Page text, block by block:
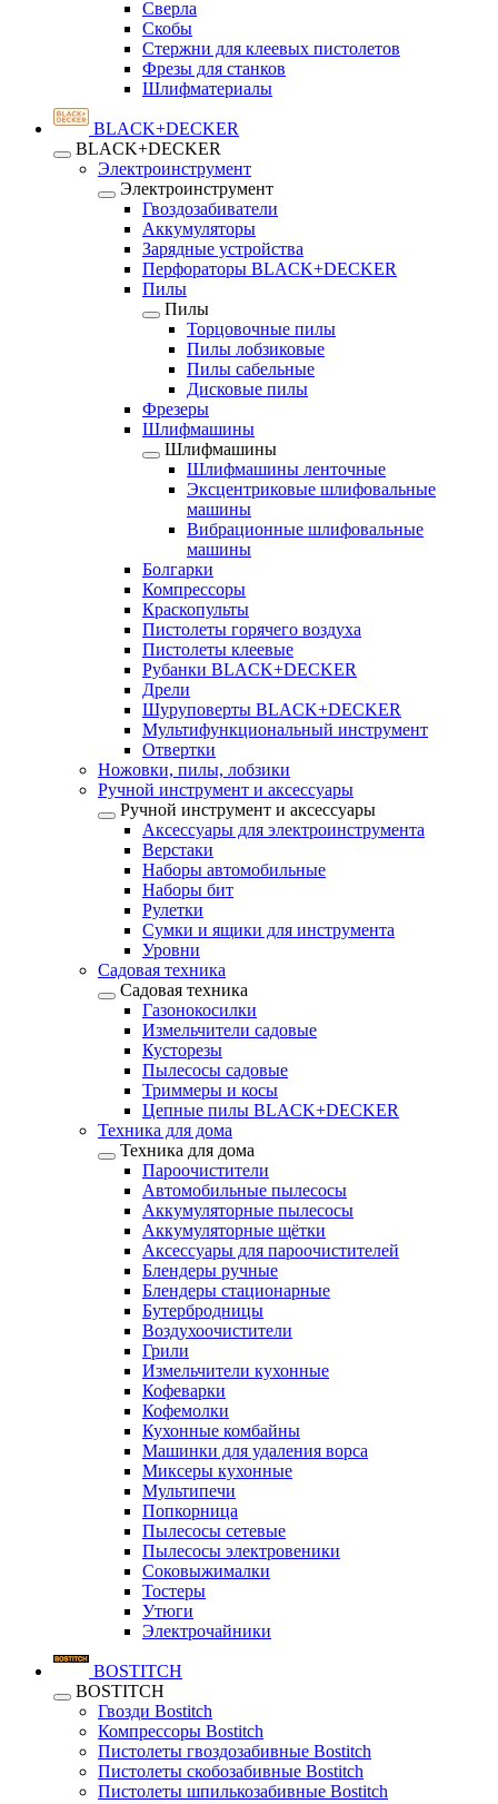
Сверла
Скобы
Стержни для клеевых пистолетов
Фрезы для станков
Шлифматериалы
BLACK+DECKER
BLACK+DECKER
Электроинструмент
Электроинструмент
Гвоздозабиватели
Аккумуляторы
Зарядные устройства
Перфораторы BLACK+DECKER
Пилы
Пилы
Торцовочные пилы
Пилы лобзиковые
Пилы сабельные
Дисковые пилы
Фрезеры
Шлифмашины
Шлифмашины
Шлифмашины ленточные
Эксцентриковые шлифовальные
машины
Вибрационные шлифовальные
машины
Болгарки
Компрессоры
Краскопульты
Пистолеты горячего воздуха
Пистолеты клеевые
Рубанки BLACK+DECKER
Дрели
Шуруповерты BLACK+DECKER
Мультифункциональный инструмент
Отвертки
Ножовки, пилы, лобзики
Ручной инструмент и аксессуары
Ручной инструмент и аксессуары
Аксессуары для электроинструмента
Верстаки
Наборы автомобильные
Наборы бит
Рулетки
Сумки и ящики для инструмента
Уровни
Садовая техника
Садовая техника
Газонокосилки
Измельчители садовые
Кусторезы
Пылесосы садовые
Триммеры и косы
Цепные пилы BLACK+DECKER
Техника для дома
Техника для дома
Пароочистители
Автомобильные пылесосы
Аккумуляторные пылесосы
Аккумуляторные щётки
Аксессуары для пароочистителей
Блендеры ручные
Блендеры стационарные
Бутербродницы
Воздухоочистители
Грили
Измельчители кухонные
Кофеварки
Кофемолки
Кухонные комбайны
Машинки для удаления ворса
Миксеры кухонные
Мультипечи
Попкорница
Пылесосы сетевые
Пылесосы электровеники
Соковыжималки
Тостеры
Утюги
Электрочайники
BOSTITCH
BOSTITCH
Гвозди Bostitch
Компрессоры Bostitch
Пистолеты гвоздозабивные Bostitch
Пистолеты скобозабивные Bostitch
Пистолеты шпилькозабивные Bostitch